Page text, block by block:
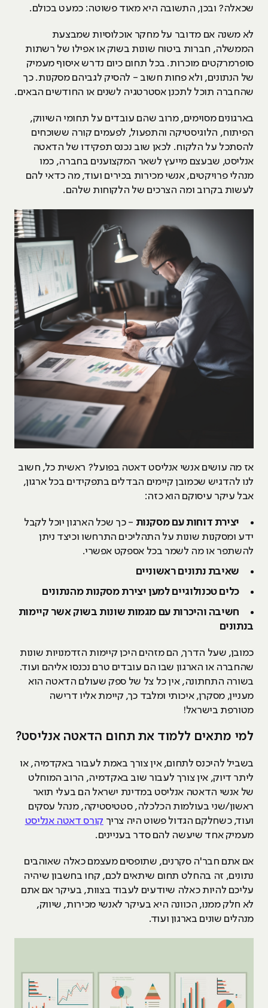
שכאלה? ובכן, התשובה היא מאוד פשוטה: כמעט בכולם.
לא משנה אם מדובר על מחקר אוכלוסיות שמבצעת
הממשלה, חברות ביטוח שונות בשוק או אפילו של רשתות
סופרמרקטים מוכרות. בכל תחום כיום נדרש איסוף מעמיק
של הנתונים, ולא פחות חשוב - להסיק לגביהם מסקנות. כך
שהחברה תוכל לתכנן אסטרטגיה לשנים או החודשים הבאים.
בארגונים מסוימים, מרוב שהם עובדים על תחומי השיווק,
הפיתוח, הלוגיסטיקה והתפעול, לפעמים קורה ששוכחים
להסתכל על הלקוח. לכאן שוב נכנס תפקידו של הדאטה
אנליסט, שבעצם מייעץ לשאר המקצוענים בחברה, כמו
מנהלי פרויקטים, אנשי מכירות בכירים ועוד, מה כדאי להם
לעשות בקרוב ומה הצרכים של הלקוחות שלהם.
אז מה עושים אנשי אנליסט דאטה בפועל? ראשית כל, חשוב
לנו להדגיש שכמובן קיימים הבדלים בתפקידים בכל ארגון,
אבל עיקר עיסוקם הוא כזה:
יצירת דוחות עם מסקנות - כך שכל הארגון יוכל לקבל
ידע ומסקנות שונות על התהליכים התרחשו וכיצד ניתן
להשתפר או מה לשמר בכל אספקט אפשרי.
שאיבת נתונים ראשוניים
כלים טכנולוגיים למען יצירת מסקנות מהנתונים
חשיבה והיכרות עם מגמות שונות בשוק אשר קיימות
בנתונים
כמובן, שעל הדרך, הם מזהים היכן קיימות הזדמנויות שונות
שהחברה או הארגון שבו הם עובדים טרם נכנסו אליהם ועוד.
בשורה התחתונה, אין כל צל של ספק שעולם הדאטה הוא
מעניין, מסקרן, איכותי ומלבד כך, קיימת אליו דרישה
מטורפת בישראל!
למי מתאים ללמוד את תחום הדאטה אנליסט?
בשביל להיכנס לתחום, אין צורך באמת לעבור באקדמיה, או
ליתר דיוק, אין צורך לעבור שוב באקדמיה, הרוב המוחלט
של אנשי הדאטה אנליסט במדינת ישראל הם בעלי תואר
ראשון/שני בעולמות הכלכלה, סטטיסטיקה, מנהל עסקים
ועוד, כשחלקם הגדול פשוט היה צריך קורס דאטה אנליסט
מעמיק אחד שיעשה להם סדר בעניינים.
אם אתם חבר'ה סקרנים, שתופסים מעצמם כאלה שאוהבים
נתונים, זה בהחלט תחום שיתאים לכם, קחו בחשבון שיהיה
עליכם להיות כאלה שיודעים לעבוד בצוות, בעיקר אם אתם
לא חלק ממנו, הכוונה היא בעיקר לאנשי מכירות, שיווק,
מנהלים שונים בארגון ועוד.